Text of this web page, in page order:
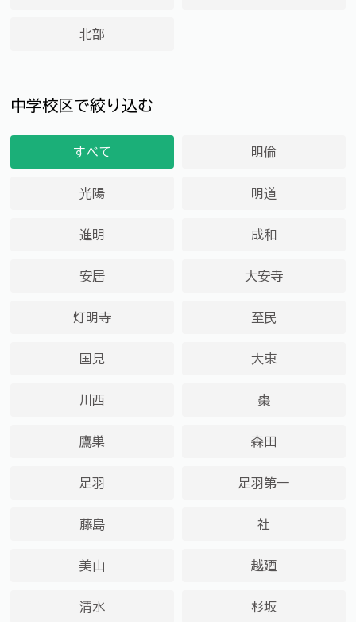
北部
中学校区で絞り込む
すべて 明倫
光陽 明道
進明 成和
安居 大安寺
灯明寺 至民
国見 大東
川西 棗
鷹巣 森田
足羽 足羽第一
藤島 社
美山 越廼
清水 杉坂